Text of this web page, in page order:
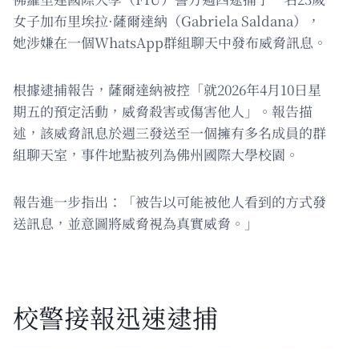
女子加布里埃拉·薩爾達納（Gabriela Saldana），
她涉嫌在一個WhatsApp群組聊天中發布威脅訊息。
根據逮捕報告，薩爾達納被控「就2026年4月10日星
期五的預定活動，威脅殺害或傷害他人」。報告描
述，該威脅訊息於週三發送至一個擁有多名成員的群
組聊天室，事件地點被列為佛州國際大學校園。
報告進一步指出：「被告以可能被他人看到的方式發
送訊息，並意圖將威脅視為真實威脅。」
校警接報迅速逮捕